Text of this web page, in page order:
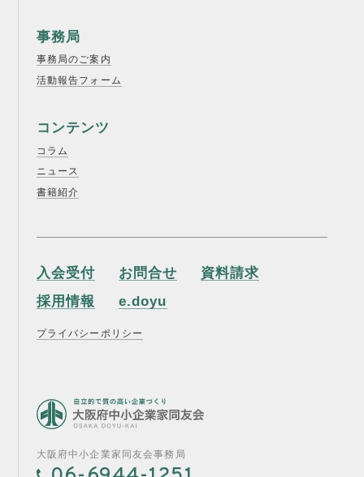
事務局
事務局のご案内
活動報告フォーム
コンテンツ
コラム
ニュース
書籍紹介
入会受付 お問合せ
資料請求
採用情報
e.doyu
プライバシーポリシー
大阪府中小企業家同友会事務局